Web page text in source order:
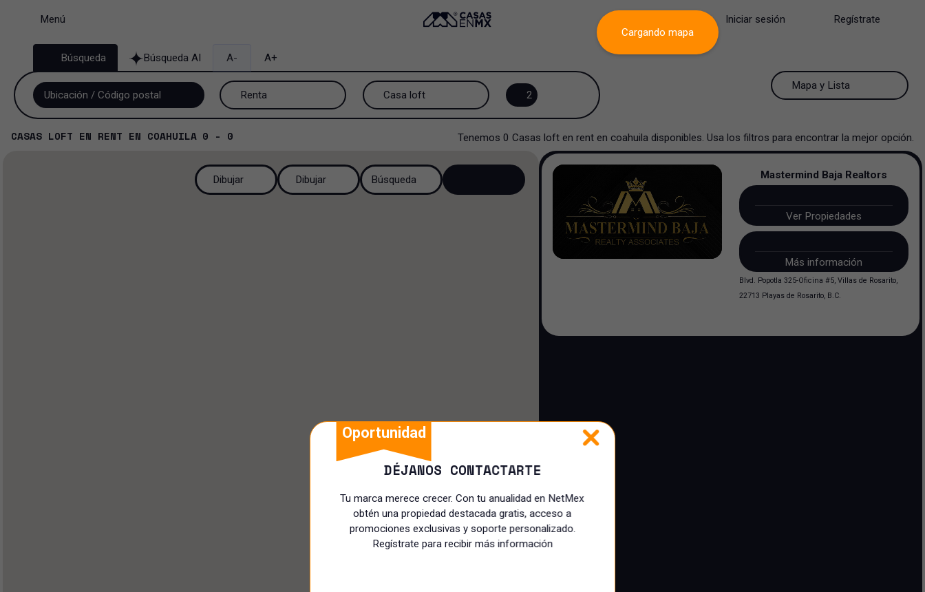
Menú Iniciar sesión Regístrate
Búsqueda Búsqueda AI A- A+
Renta
Casa en privada
Casa loft
2
100 Resultados por página
200 Resultados por página Ver lista
Mapa y Lista
CASAS LOFT EN RENT EN COAHUILA 0 - 0 Tenemos 0 Casas loft en rent en coahuila disponibles. Usa los filtros para encontrar la mejor opción.
Cargando mapa
Dibujar Dibujar Búsqueda Mastermind Baja Realtors
Ver Propiedades
Más información
Blvd. Popotla 325-Oficina #5, Villas de Rosarito,
22713 Playas de Rosarito, B.C.
Oportunidad
DÉJANOS CONTACTARTE
Tu marca merece crecer. Con tu anualidad en NetMex
obtén una propiedad destacada gratis, acceso a
promociones exclusivas y soporte personalizado.
Regístrate para recibir más información